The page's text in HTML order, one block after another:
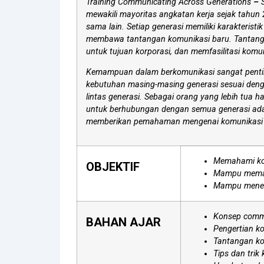
Training Communicating Across Generations –
mewakili mayoritas angkatan kerja sejak
sama lain. Setiap generasi memiliki
membawa tantangan komunikasi baru.
untuk tujuan korporasi, dan memfasilitasi
Kemampuan dalam berkomunikasi sangat
kebutuhan masing-masing generasi sesuai
lintas generasi. Sebagai orang yang lebih tua
untuk berhubungan dengan semua generasi
memberikan pemahaman mengenai
OBJEKTIF
Memahami
Mampu
Mampu
BAHAN AJAR
Konsep
Pengertian
Tantangan
Tips dan trik